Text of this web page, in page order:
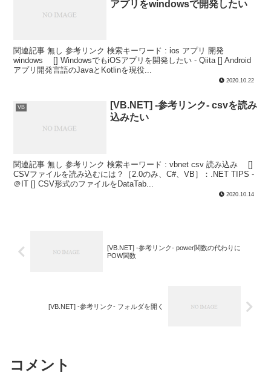
アプリをwindowsで開発したい
関連記事 無し 参考リンク 検索キーワード : ios アプリ 開発
windows [] WindowsでもiOSアプリを開発したい - Qiita [] Android
アプリ開発言語のJavaとKotlinを現役...
2020.10.22
VB
[VB.NET] -参考リンク- csvを読み
込みたい
関連記事 無し 参考リンク 検索キーワード : vbnet csv 読み込み []
CSVファイルを読み込むには？［2.0のみ、C#、VB］：.NET TIPS -
＠IT [] CSV形式のファイルをDataTab...
2020.10.14
[VB.NET] -参考リンク- power関数の代わりに
POW関数
[VB.NET] -参考リンク- フォルダを開く
コメント